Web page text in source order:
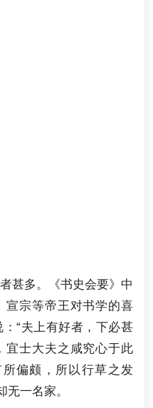
甚多。《书史会要》中
宣宗等帝王对书学的喜
：“夫上有好者，下必甚
宜士大夫之咸究心于此
偏颇，所以行草之发
无一名家。